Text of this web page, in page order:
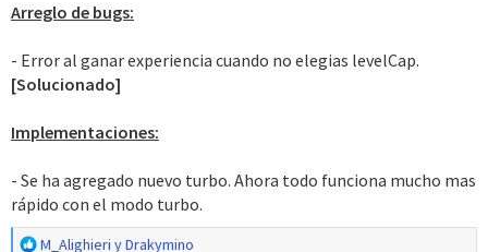
Arreglo de bugs:
- Error al ganar experiencia cuando no elegias levelCap.
[Solucionado]
Implementaciones:
- Se ha agregado nuevo turbo. Ahora todo funciona mucho mas
rápido con el modo turbo.
R
M_Alighieri yDrakymino